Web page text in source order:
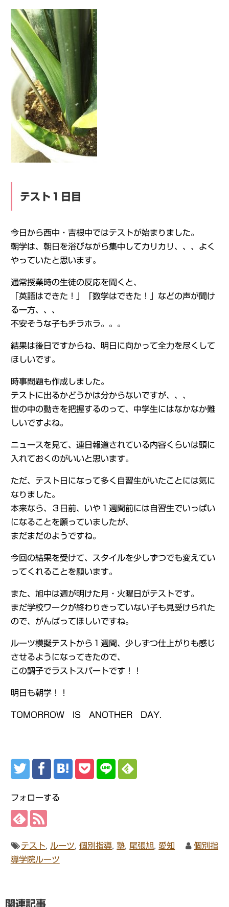
テスト１日目
今日から西中・吉根中ではテストが始まりました。
朝学は、朝日を浴びながら集中してカリカリ、、、よく
やっていたと思います。
通常授業時の生徒の反応を聞くと、
「英語はできた！」「数学はできた！」などの声が聞け
る一方、、、
不安そうな子もチラホラ。。。
結果は後日ですからね、明日に向かって全力を尽くして
ほしいです。
時事問題も作成しました。
テストに出るかどうかは分からないですが、、、
世の中の動きを把握するのって、中学生にはなかなか難
しいですよね。
ニュースを見て、連日報道されている内容くらいは頭に
入れておくのがいいと思います。
ただ、テスト日になって多く自習生がいたことには気に
なりました。
本来なら、３日前、いや１週間前には自習生でいっぱい
になることを願っていましたが、
まだまだのようですね。
今回の結果を受けて、スタイルを少しずつでも変えてい
ってくれることを願います。
また、旭中は週が明けた月・火曜日がテストです。
まだ学校ワークが終わりきっていない子も見受けられた
ので、がんばってほしいですね。
ルーツ模擬テストから１週間、少しずつ仕上がりも感じ
させるようになってきたので、
この調子でラストスパートです！！
明日も朝学！！
TOMORROW IS ANOTHER DAY.
フォローする
テスト ルーツ ,個別指導 ,塾 尾張旭 愛知
個別指
導学院ルーツ
関連記事